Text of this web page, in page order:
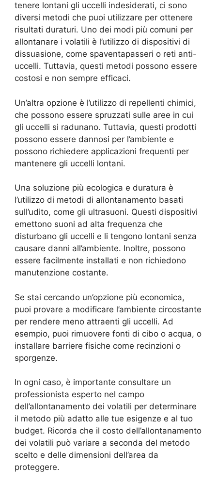
tenere lontani gli uccelli indesiderati, ci sono
diversi metodi che puoi utilizzare per ottenere
risultati duraturi. Uno dei modi più comuni per
allontanare i volatili è l’utilizzo di dispositivi di
dissuasione, come spaventapasseri o reti anti-
uccelli. Tuttavia, questi metodi possono essere
costosi e non sempre efficaci.
Un’altra opzione è l’utilizzo di repellenti chimici,
che possono essere spruzzati sulle aree in cui
gli uccelli si radunano. Tuttavia, questi prodotti
possono essere dannosi per l’ambiente e
possono richiedere applicazioni frequenti per
mantenere gli uccelli lontani.
Una soluzione più ecologica e duratura è
l’utilizzo di metodi di allontanamento basati
sull’udito, come gli ultrasuoni. Questi dispositivi
emettono suoni ad alta frequenza che
disturbano gli uccelli e li tengono lontani senza
causare danni all’ambiente. Inoltre, possono
essere facilmente installati e non richiedono
manutenzione costante.
Se stai cercando un’opzione più economica,
puoi provare a modificare l’ambiente circostante
per rendere meno attraenti gli uccelli. Ad
esempio, puoi rimuovere fonti di cibo o acqua, o
installare barriere fisiche come recinzioni o
sporgenze.
In ogni caso, è importante consultare un
professionista esperto nel campo
dell’allontanamento dei volatili per determinare
il metodo più adatto alle tue esigenze e al tuo
budget. Ricorda che il costo dell’allontanamento
dei volatili può variare a seconda del metodo
scelto e delle dimensioni dell’area da
proteggere.